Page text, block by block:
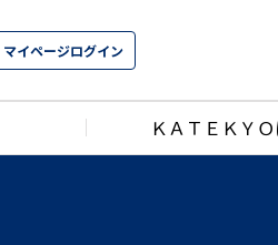
マイページログイン
ＫＡＴＥＫＹ